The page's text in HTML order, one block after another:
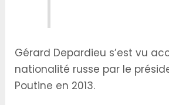
Gérard Depardieu s’est vu
nationalité russe par le
Poutine en 2013.